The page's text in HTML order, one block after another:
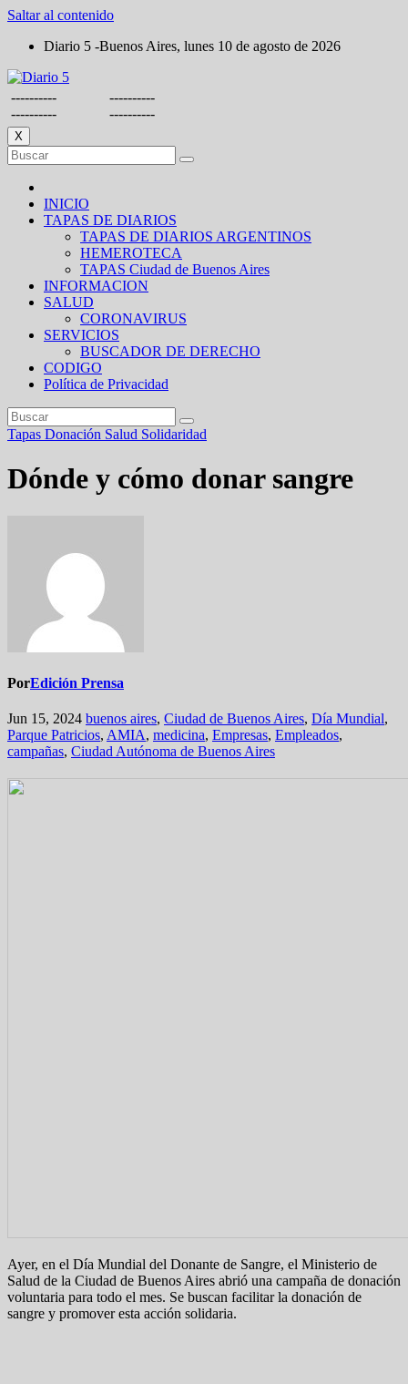
Saltar al contenido
Diario 5 -Buenos Aires, lunes 10 de agosto de 2026
----------
----------
----------
----------
X
INICIO
TAPAS DE DIARIOS
TAPAS DE DIARIOS ARGENTINOS
HEMEROTECA
TAPAS Ciudad de Buenos Aires
INFORMACION
SALUD
CORONAVIRUS
SERVICIOS
BUSCADOR DE DERECHO
CODIGO
Política de Privacidad
Tapas Donación Salud Solidaridad
Dónde y cómo donar sangre
PorEdición Prensa
Jun 15, 2024 buenos aires, Ciudad de Buenos Aires, Día Mundial,
Parque Patricios, AMIA, medicina, Empresas, Empleados,
campañas, Ciudad Autónoma de Buenos Aires
Ayer, en el Día Mundial del Donante de Sangre, el Ministerio de
Salud de la Ciudad de Buenos Aires abrió una campaña de donación
voluntaria para todo el mes. Se buscan facilitar la donación de
sangre y promover esta acción solidaria.